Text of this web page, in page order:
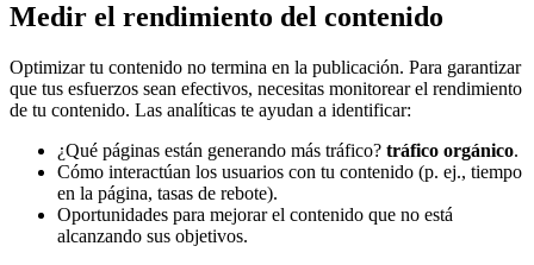
Medir el rendimiento del contenido
Optimizar tu contenido no termina en la publicación. Para garantizar
que tus esfuerzos sean efectivos, necesitas monitorear el rendimiento
de tu contenido. Las analíticas te ayudan a identificar:
¿Qué páginas están generando más tráfico? tráfico orgánico.
Cómo interactúan los usuarios con tu contenido (p. ej., tiempo
en la página, tasas de rebote).
Oportunidades para mejorar el contenido que no está
alcanzando sus objetivos.